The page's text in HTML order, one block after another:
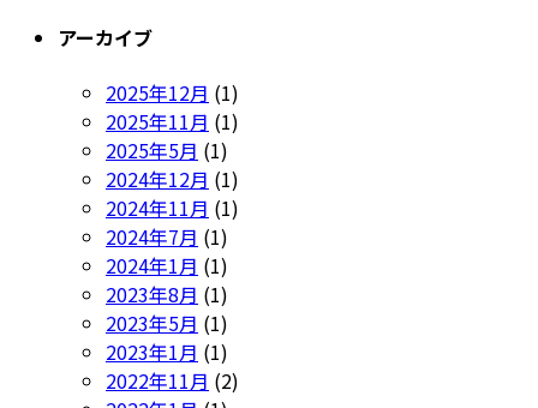
アーカイブ
2025年12月 (1)
2025年11月 (1)
2025年5月 (1)
2024年12月 (1)
2024年11月 (1)
2024年7月 (1)
2024年1月 (1)
2023年8月 (1)
2023年5月 (1)
2023年1月 (1)
2022年11月 (2)